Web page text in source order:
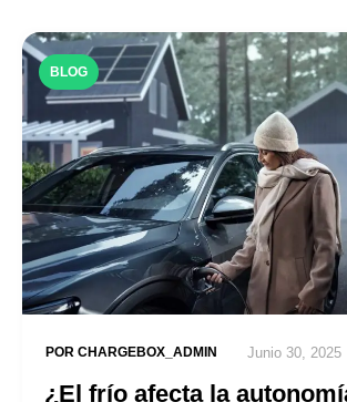
BLOG
POR CHARGEBOX_ADMIN Junio 30, 2025
¿El frío afecta la